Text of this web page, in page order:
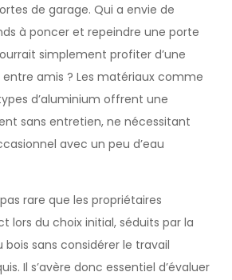
de garage. Qui a envie de
à poncer et repeindre une porte
simplement profiter d’une
amis ? Les matériaux comme
d’aluminium offrent une
sans entretien, ne nécessitant
avec un peu d’eau
rare que les propriétaires
lors du choix initial, séduits par la
sans considérer le travail
Il s’avère donc essentiel d’évaluer